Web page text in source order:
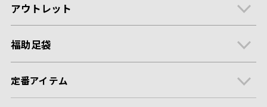
アウトレット
福助足袋
定番アイテム